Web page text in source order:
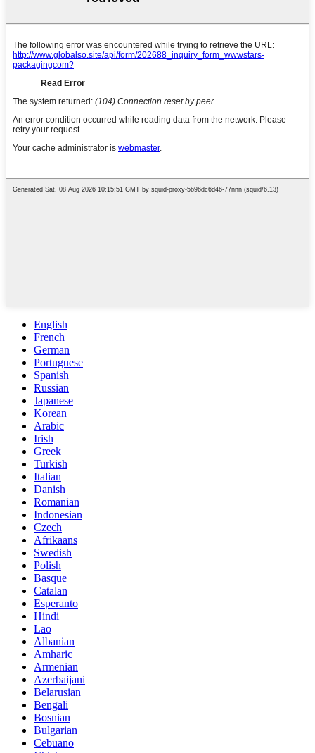
English
French
German
Portuguese
Spanish
Russian
Japanese
Korean
Arabic
Irish
Greek
Turkish
Italian
Danish
Romanian
Indonesian
Czech
Afrikaans
Swedish
Polish
Basque
Catalan
Esperanto
Hindi
Lao
Albanian
Amharic
Armenian
Azerbaijani
Belarusian
Bengali
Bosnian
Bulgarian
Cebuano